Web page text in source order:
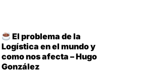
El problema de la
Logística en el mundo y
como nos afecta – Hugo
González